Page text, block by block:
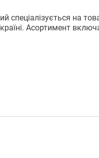
спеціалізується на
Асортимент